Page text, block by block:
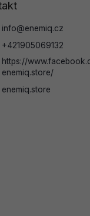
info@enemiq.cz
+421905069132
https://
enemiq.store/
enemiq.store